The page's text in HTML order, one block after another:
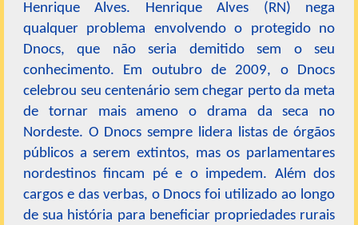
Henrique Alves. Henrique Alves (RN) nega
qualquer problema envolvendo o protegido no
Dnocs, que não seria demitido sem o seu
conhecimento. Em outubro de 2009, o Dnocs
celebrou seu centenário sem chegar perto da meta
de tornar mais ameno o drama da seca no
Nordeste. O Dnocs sempre lidera listas de órgãos
públicos a serem extintos, mas os parlamentares
nordestinos fincam pé e o impedem. Além dos
cargos e das verbas, o Dnocs foi utilizado ao longo
de sua história para beneficiar propriedades rurais